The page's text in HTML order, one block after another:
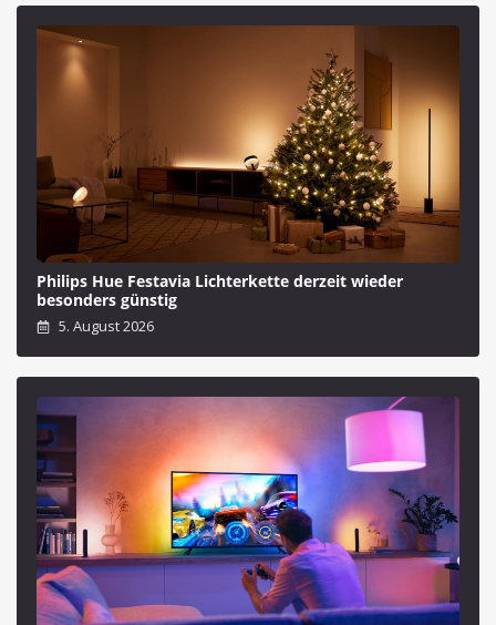
Philips Hue Festavia Lichterkette derzeit wieder
besonders günstig
5. August 2026